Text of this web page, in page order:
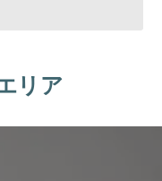
リア